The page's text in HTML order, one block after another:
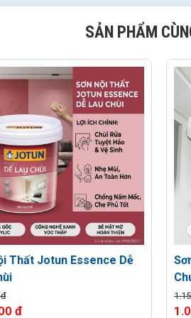
SẢN PHẨM
Thất Jotun Essence Dễ
đ